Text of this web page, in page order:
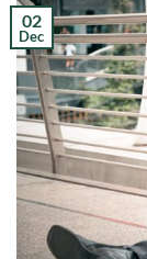
02
Dec